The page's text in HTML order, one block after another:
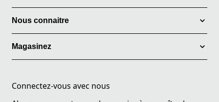
Nous connaitre
Magasinez
Connectez-vous avec nous